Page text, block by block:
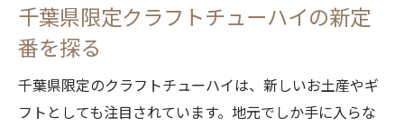
千葉県限定クラフトチューハイの新定
番を探る
千葉県限定のクラフトチューハイは、新しいお土産やギ
フトとしても注目されています。地元でしか手に入らな